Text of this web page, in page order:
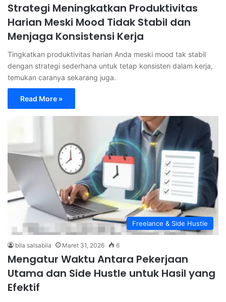
Strategi Meningkatkan Produktivitas
Harian Meski Mood Tidak Stabil dan
Menjaga Konsistensi Kerja
Tingkatkan produktivitas harian Anda meski mood tak stabil
dengan strategi sederhana untuk tetap konsisten dalam kerja,
temukan caranya sekarang juga.
Read More »
Freelance & Side Hustle
bila salsabila Maret 31, 2026 6
Mengatur Waktu Antara Pekerjaan
Utama dan Side Hustle untuk Hasil yang
Efektif